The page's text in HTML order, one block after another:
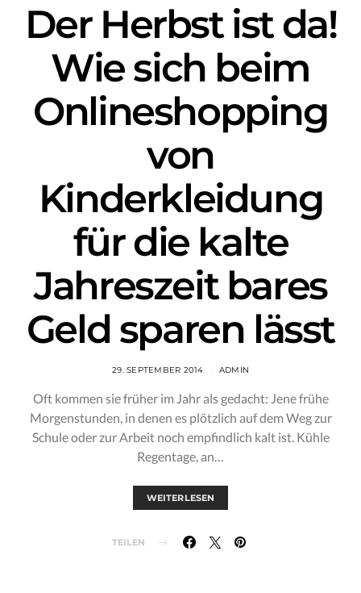
Der Herbst ist da!
Wie sich beim
Onlineshopping
von
Kinderkleidung
für die kalte
Jahreszeit bares
Geld sparen lässt
29. SEPTEMBER 2014 ADMIN
Oft kommen sie früher im Jahr als gedacht: Jene frühe
Morgenstunden, in denen es plötzlich auf dem Weg zur
Schule oder zur Arbeit noch empfindlich kalt ist. Kühle
Regentage, an…
WEITERLESEN
TEILEN